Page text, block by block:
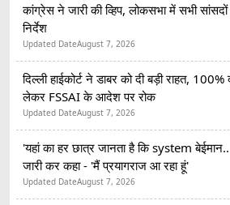
कांग्रेस ने जारी की व्हिप, लोकसभा में सभी
निर्देश
Updated DateAugust 7, 2026
दिल्ली हाईकोर्ट ने डाबर को दी बड़ी राहत,
लेकर FSSAI के आदेश पर रोक
Updated DateAugust 7, 2026
'यहां का हर छात्र जानता है कि system
जारी कर कहा - 'मैं प्रयागराज आ रहा हूं'
Updated DateAugust 7, 2026